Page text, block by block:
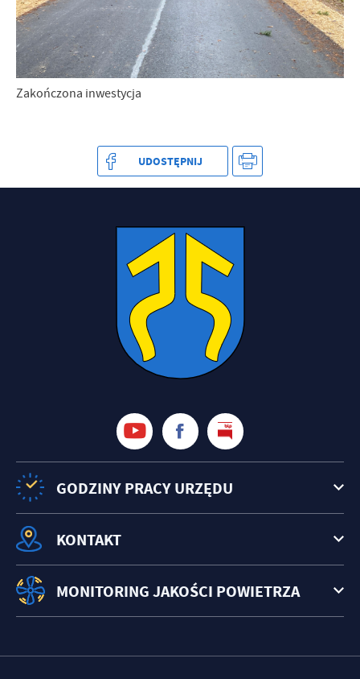
Zakończona inwestycja
UDOSTĘPNIJ
GODZINY PRACY URZĘDU
KONTAKT
MONITORING JAKOŚCI POWIETRZA